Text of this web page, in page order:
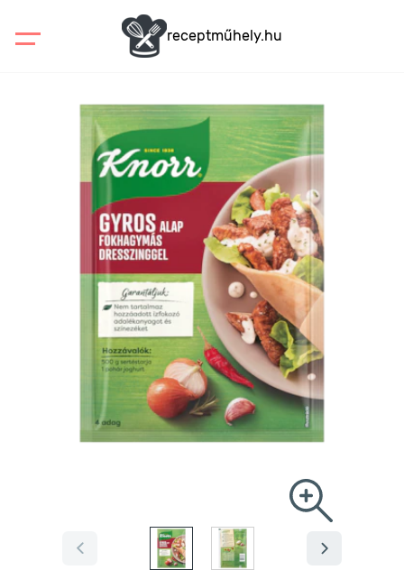
receptműhely.hu